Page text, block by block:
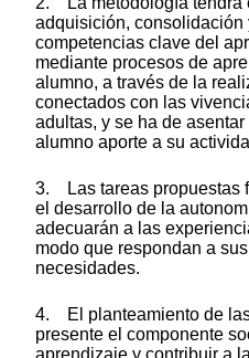
adquisición, consolidación
competencias clave del
mediante procesos de
alumno, a través de la
conectados con las
adultas, y se ha de
alumno aporte a su
3. Las tareas propuestas
el desarrollo de la
adecuarán a las
modo que respondan a
necesidades.
4. El planteamiento de
presente el componente